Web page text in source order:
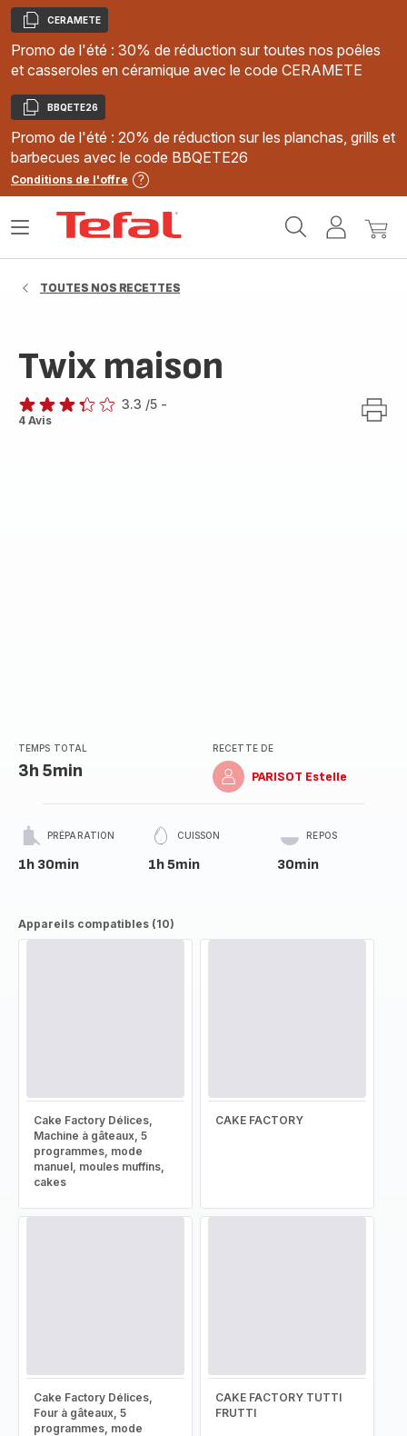
Copier
CERAMETE
Promo de l'été : 30% de réduction sur toutes nos poêles
et casseroles en céramique avec le code CERAMETE
Copier
BBQETE26
Promo de l'été : 20% de réduction sur les planchas, grills et
barbecues avec le code BBQETE26
Conditions de l'offre
MonMon
Ouvrir
TOUTES NOS RECETTES
Twix maison
ratings.3.3
3.3 /5 -
4 Avis
TEMPS TOTAL
3h 5min
RECETTE DE
PARISOT Estelle
PRÉPARATION
1h 30min
CUISSON
1h 5min
REPOS
30min
Appareils compatibles (10)
Cake Factory Délices,
Machine à gâteaux, 5
programmes, mode
manuel, moules muffins,
cakes
CAKE FACTORY
Cake Factory Délices,
Four à gâteaux, 5
programmes, mode
CAKE FACTORY TUTTI
FRUTTI